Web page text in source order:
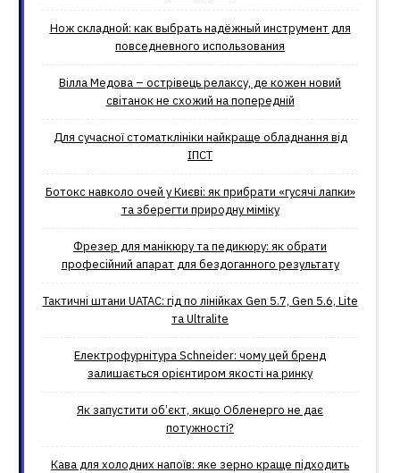
Нож складной: как выбрать надёжный инструмент для
повседневного использования
Вілла Медова – острівець релаксу, де кожен новий
світанок не схожий на попередній
Для сучасної стоматклініки найкраще обладнання від
ІПСТ
Ботокс навколо очей у Києві: як прибрати «гусячі лапки»
та зберегти природну міміку
Фрезер для манікюру та педикюру: як обрати
професійний апарат для бездоганного результату
Тактичні штани UATAC: гід по лінійках Gen 5.7, Gen 5.6, Lite
та Ultralite
Електрофурнітура Schneider: чому цей бренд
залишається орієнтиром якості на ринку
Як запустити об’єкт, якщо Обленерго не дає
потужності?
Кава для холодних напоїв: яке зерно краще підходить